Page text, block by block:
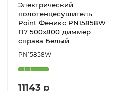
Электрический
полотенцесушитель
Point Феникс PN15858W
П7 500x800 диммер
справа Белый
PN15858W
11143 р